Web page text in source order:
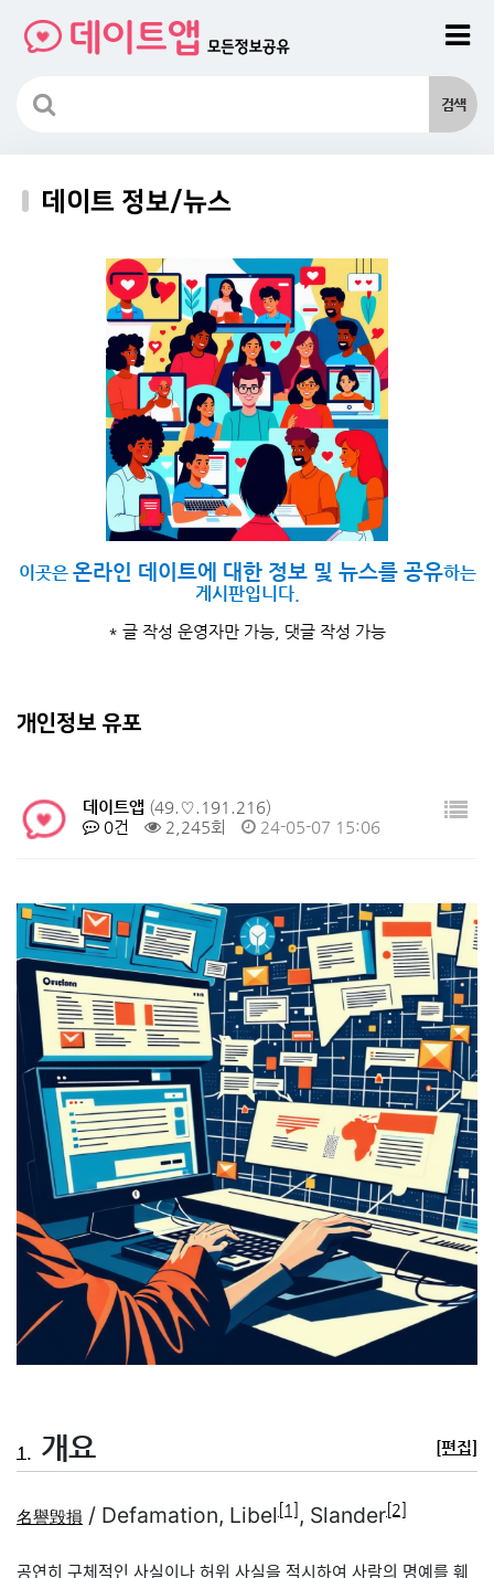
데이트 정보/뉴스
이곳은 온라인 데이트에 대한 정보 및 뉴스를 공유하는
게시판입니다.
* 글 작성 운영자만 가능, 댓글 작성 가능
개인정보 유포
데이트앱 (49.♡.191.216)
0건
2,245회 24-05-07 15:06
1. 개요 [편집]
名譽毁損 / Defamation, Libel [1] , Slander[2]
공연히 구체적인 사실이나 허위 사실을 적시하여 사람의 명예를 훼